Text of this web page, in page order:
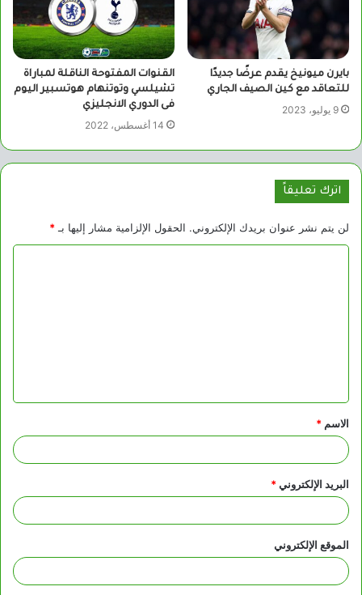
بايرن ميونيخ يقدم عرضًا جديدًا
للتعاقد مع كين الصيف الجاري
9 يوليو، 2023
القنوات المفتوحة الناقلة لمباراة
تشيلسي وتوتنهام هوتسبير اليوم
فى الدوري الانجليزي
14 أغسطس، 2022
اترك تعليقاً
لن يتم نشر عنوان بريدك الإلكتروني. الحقول الإلزامية مشار إليها بـ *
ق
*
الاسم *
البريد الإلكتروني*
الموقع الإلكتروني